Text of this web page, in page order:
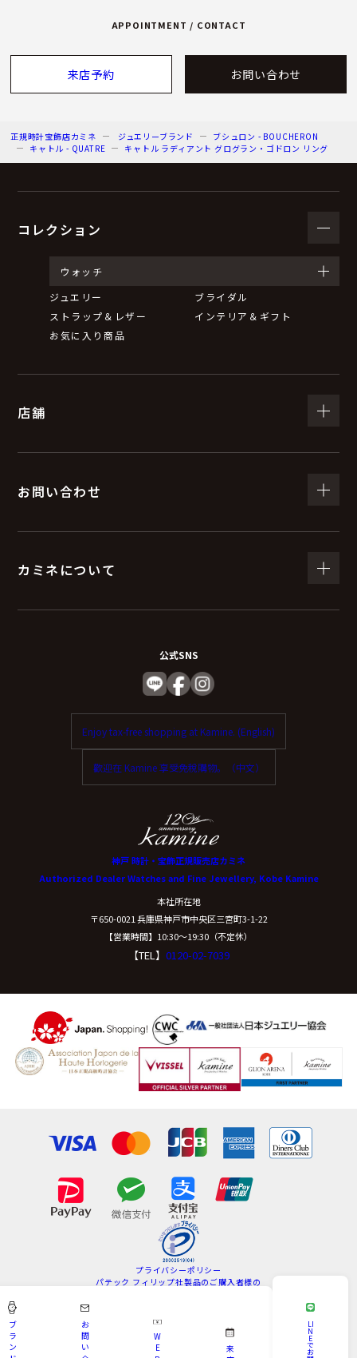
APPOINTMENT / CONTACT
来店予約 お問い合わせ
正規時計宝飾店カミネ ジュエリーブランド
ブシュロン - BOUCHERON
キャトル - QUATRE
キャトル ラディアント グログラン・ゴドロン リング
コレクション
ウォッチ
ジュエリー
ブライダル
ストラップ＆レザー
インテリア＆ギフト
お気に入り商品
店舗
お問い合わせ
カミネについて
公式SNS
Enjoy tax-free shopping at Kamine. (English)
歡迎在 Kamine 享受免稅購物。（中文）
神戸 時計・宝飾正規販売店カミネ
Authorized Dealer Watches and Fine Jewellery, Kobe Kamine
本社所在地
〒650-0021 兵庫県神戸市中央区三宮町3-1-22
【営業時間】10:30〜19:30（不定休）
【TEL】 0120-02-7039
プライバシーポリシー
パテック フィリップ社製品のご購入者様の
サイトマップ
Copyright © KAMINE All Rights Reserved.
ブ
ラ
ン
お
問
い
W
E 来
LI
N
E
で
お